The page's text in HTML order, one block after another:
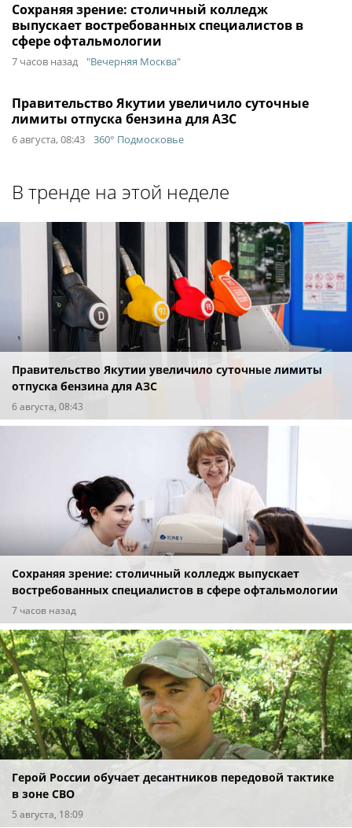
Сохраняя зрение: столичный колледж
выпускает востребованных специалистов в
сфере офтальмологии
7 часов назад "Вечерняя Москва"
Правительство Якутии увеличило суточные
лимиты отпуска бензина для АЗС
6 августа, 08:43 360° Подмосковье
В тренде на этой неделе
Правительство Якутии увеличило суточные лимиты
отпуска бензина для АЗС
6 августа, 08:43
Сохраняя зрение: столичный колледж выпускает
востребованных специалистов в сфере офтальмологии
7 часов назад
Герой России обучает десантников передовой тактике
в зоне СВО
5 августа, 18:09